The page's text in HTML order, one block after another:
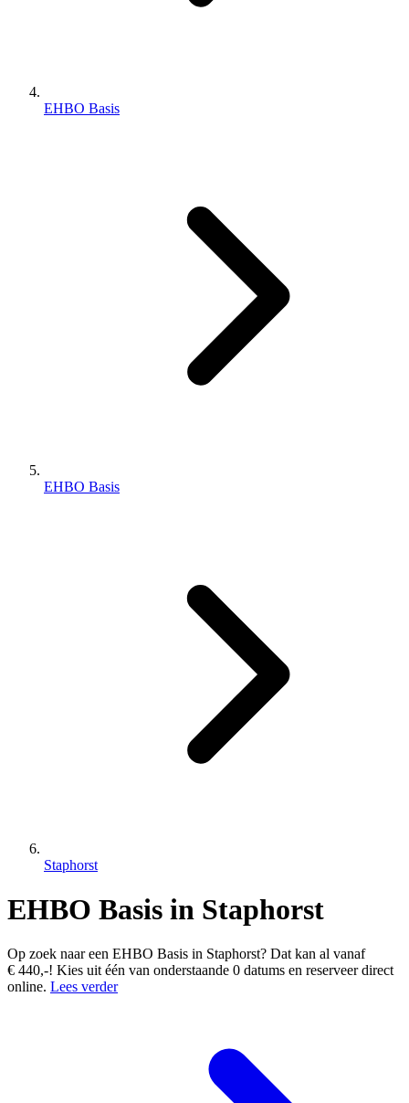
EHBO Basis
EHBO Basis
Staphorst
EHBO Basis in Staphorst
Op zoek naar een EHBO Basis in Staphorst? Dat kan al vanaf
€ 440,-! Kies uit één van onderstaande 0 datums en reserveer direct
online. Lees verder